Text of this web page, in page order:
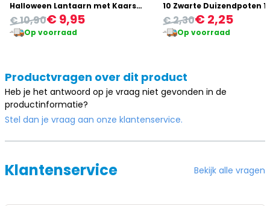
Halloween Lantaarn met Kaars Donker
€ 9,95
€ 10,90
Op voorraad
€ 2,25
€ 2,30
Op voorraad
Productvragen over dit product
Heb je het antwoord op je vraag niet gevonden in de
productinformatie?
Stel dan je vraag aan onze klantenservice.
Klantenservice Bekijk alle vragen